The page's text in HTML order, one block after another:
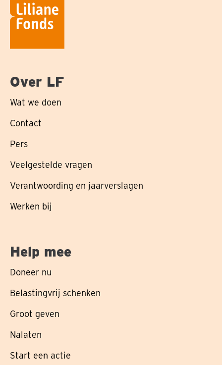
Over LF
Wat we doen
Contact
Pers
Veelgestelde vragen
Verantwoording en jaarverslagen
Werken bij
Help mee
Doneer nu
Belastingvrij schenken
Groot geven
Nalaten
Start een actie